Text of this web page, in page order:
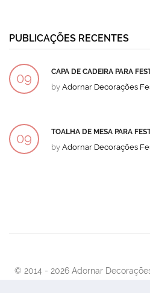
PUBLICAÇÕES RECENTES
09 CAPA DE CADEIRA PARA
by Adornar Decorações
09 TOALHA DE MESA PARA
by Adornar Decorações
© 2014 - 2026 Adornar